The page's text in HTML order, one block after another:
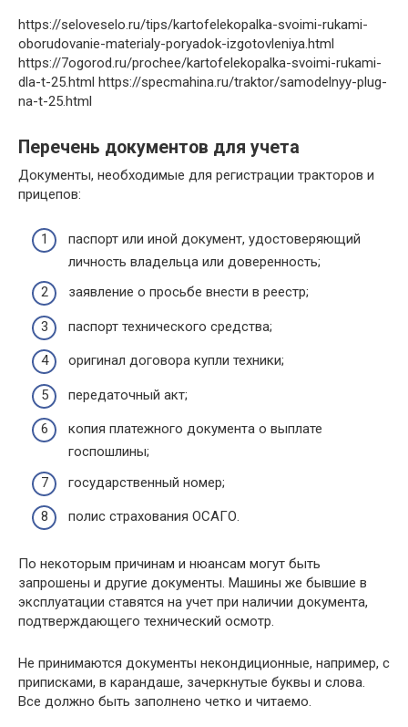
https://seloveselo.ru/tips/kartofelekopalka-svoimi-rukami-
oborudovanie-materialy-poryadok-izgotovleniya.html
https://7ogorod.ru/prochee/kartofelekopalka-svoimi-rukami-
dla-t-25.html https://specmahina.ru/traktor/samodelnyy-plug-
na-t-25.html
Перечень документов для учета
Документы, необходимые для регистрации тракторов и
прицепов:
паспорт или иной документ, удостоверяющий
личность владельца или доверенность;
заявление о просьбе внести в реестр;
паспорт технического средства;
оригинал договора купли техники;
передаточный акт;
копия платежного документа о выплате
госпошлины;
государственный номер;
полис страхования ОСАГО.
По некоторым причинам и нюансам могут быть
запрошены и другие документы. Машины же бывшие в
эксплуатации ставятся на учет при наличии документа,
подтверждающего технический осмотр.
Не принимаются документы некондиционные, например, с
приписками, в карандаше, зачеркнутые буквы и слова.
Все должно быть заполнено четко и читаемо.